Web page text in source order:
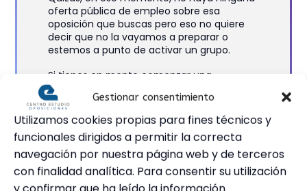
Gestionar consentimiento
Utilizamos cookies propias para fines técnicos y
funcionales dirigidos a permitir la correcta
navegación por nuestra página web y de terceros
con finalidad analítica. Para consentir su utilización
oferta pública de empleo sobre esa
oposición que buscas pero eso no quiere
decir que no la vayamos a preparar o
estemos a punto de activar un grupo.
Si tienes en mente comenzar una
oposición, llámanos (604 001 567) o
escríbenos (secretaria@centroestudio.es)
y te avisaremos cuando vayamos a
comenzarlas.